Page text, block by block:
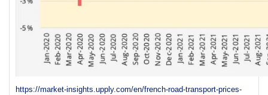
https://market-insights.upply.com/en/french-road-transport-prices-